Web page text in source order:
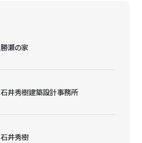
勝瀬の家
石井秀樹建築設計事務所
石井秀樹